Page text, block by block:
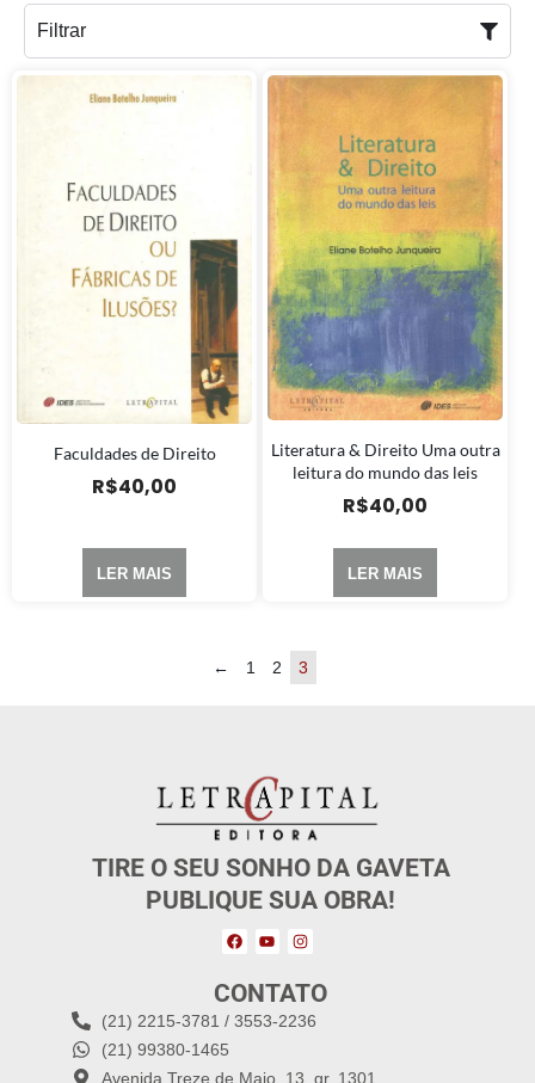
Filtrar
Faculdades de Direito
R$40,00
LER MAIS
Literatura & Direito Uma outra
leitura do mundo das leis
R$40,00
LER MAIS
← 1 2 3
TIRE O SEU SONHO DA GAVETA
PUBLIQUE SUA OBRA!
CONTATO
(21) 2215-3781 / 3553-2236
(21) 99380-1465
Avenida Treze de Maio, 13, gr. 1301